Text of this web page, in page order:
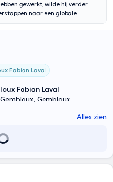
gewerkt, wilde hij verder
naar een globale
en energetische osteopathie. Hij
Fabian Laval
Fabian Laval
Gembloux
Alles zien